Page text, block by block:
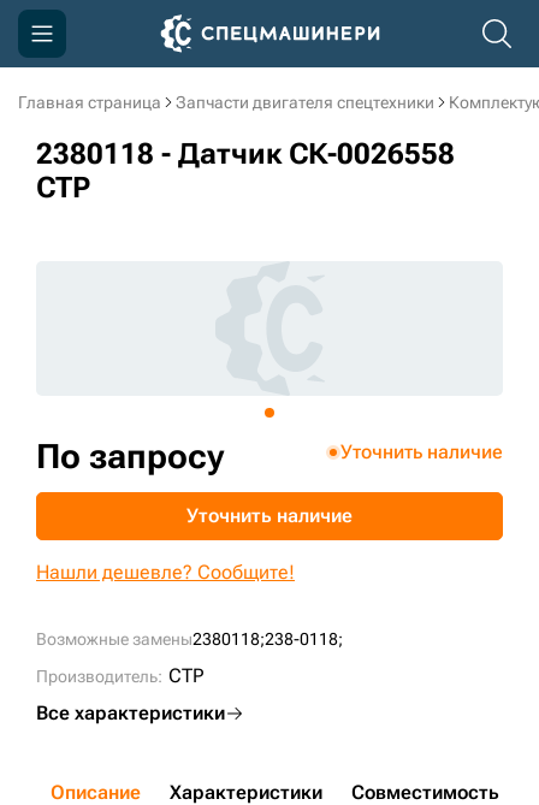
Главная страница Запчасти двигателя спецтехники
2380118 - Датчик СК-0026558
CTP
Возможные замены2380118;238-0118;
Производитель: CTP
Все характеристики
По запросу Уточнить наличие
Уточнить наличие
Нашли дешевле? Сообщите!
Описание Характеристики Совместимость
Компания
Акции
sksale@skdst.ru
+7 (499) 394-50-93